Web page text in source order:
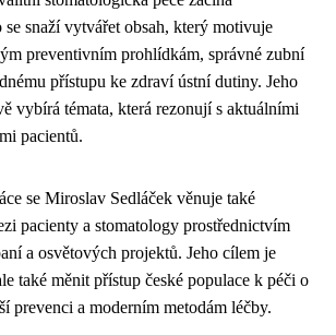
snaží vytvářet obsah, který motivuje
preventivním prohlídkám, správné zubní
přístupu ke zdraví ústní dutiny. Jeho
vybírá témata, která rezonují s aktuálními
pacientů.
se Miroslav Sedláček věnuje také
pacienty a stomatology prostřednictvím
a osvětových projektů. Jeho cílem je
také měnit přístup české populace k péči o
prevenci a moderním metodám léčby.